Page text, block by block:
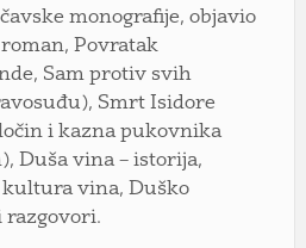
monografije, objavio
Povratak
Sam protiv svih
Smrt Isidore
i kazna pukovnika
Duša vina – istorija,
vina, Duško
razgovori.